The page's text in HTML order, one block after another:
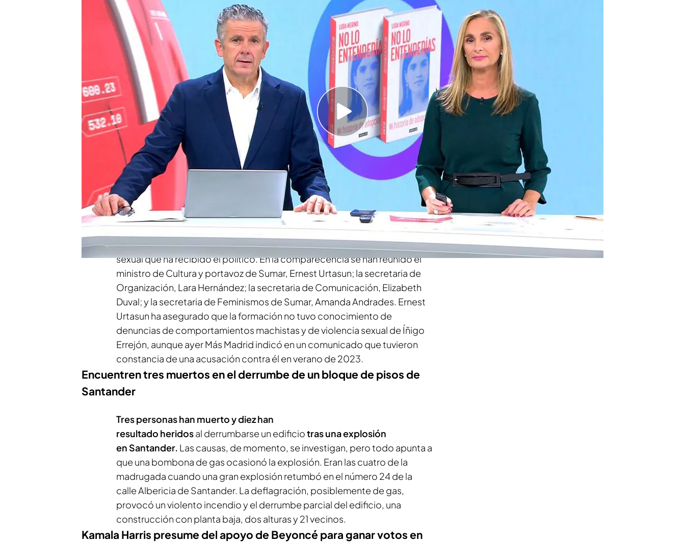
26 OCT 2024 - 21:25h.
Sumar asegura que no tenía constancia de las acusaciones sobre Iñigo
Errejón
Encuentren tres muertos en el derrumbe de un bloque de pisos de
Santander
Kamala Harris presume del apoyo de Beyoncé para ganar votos en las
elecciones de Estados Unidos
Compartir
Sumar asegura que no tenía constancia de las acusaciones sobre
Iñigo Errejón
partido político Sumarha comparecido este sábado en rueda de
prensa tras ladimisión de Íñigo Errejóny las denuncias de acoso
sexual que ha recibido el político. En la comparecencia se han reunido el
ministro de Cultura y portavoz de Sumar, Ernest Urtasun; la secretaria de
Organización, Lara Hernández; la secretaria de Comunicación, Elizabeth
Duval; y la secretaria de Feminismos de Sumar, Amanda Andrades. Ernest
Urtasun ha asegurado que la formación no tuvo conocimiento de
denuncias de comportamientos machistas y de violencia sexual de Íñigo
Errejón, aunque ayer Más Madrid indicó en un comunicado que tuvieron
constancia de una acusación contra él en verano de 2023.
Encuentren tres muertos en el derrumbe de un bloque de pisos de
Santander
Tres personas han muerto y diez han
resultado heridosal derrumbarse un edificiotras una explosión
en Santander. Las causas, de momento, se investigan, pero todo apunta a
que una bombona de gas ocasionó la explosión. Eran las cuatro de la
madrugada cuando una gran explosión retumbó en el número 24 de la
calle Albericia de Santander. La deflagración, posiblemente de gas,
provocó un violento incendio y el derrumbe parcial del edificio, una
construcción con planta baja, dos alturas y 21 vecinos.
Kamala Harris presume del apoyo de Beyoncé para ganar votos en